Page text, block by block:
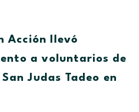
a
voluntarios
la
Acción llevó
a voluntarios de
Judas Tadeo en